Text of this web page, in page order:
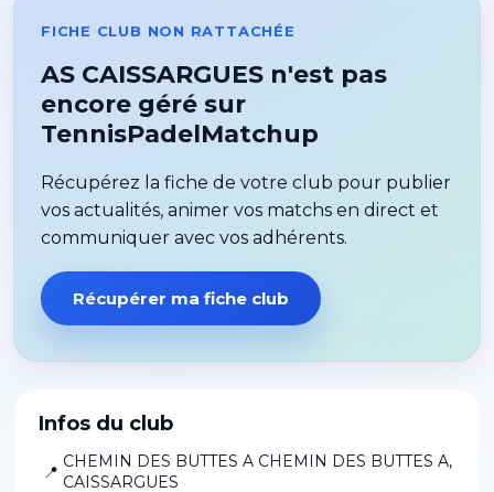
Infos du club
📍
CHEMIN DES BUTTES A CHEMIN DES BUTTES A,
CAISSARGUES
FICHE CLUB NON RATTACHÉE
AS CAISSARGUES n'est pas
encore géré sur
TennisPadelMatchup
Récupérez la fiche de votre club pour publier
vos actualités, animer vos matchs en direct et
communiquer avec vos adhérents.
Récupérer ma fiche club